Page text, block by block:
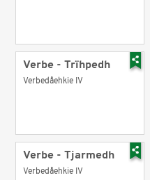
Verbe - Trïhpedh
Verbedåehkie IV
Verbe - Tjarmedh
Verbedåehkie IV